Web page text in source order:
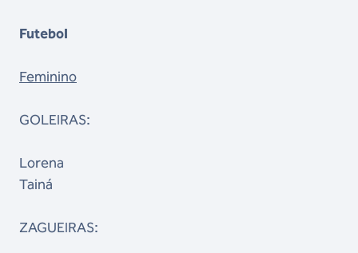
Futebol
Feminino
GOLEIRAS:
Lorena
Tainá
ZAGUEIRAS: